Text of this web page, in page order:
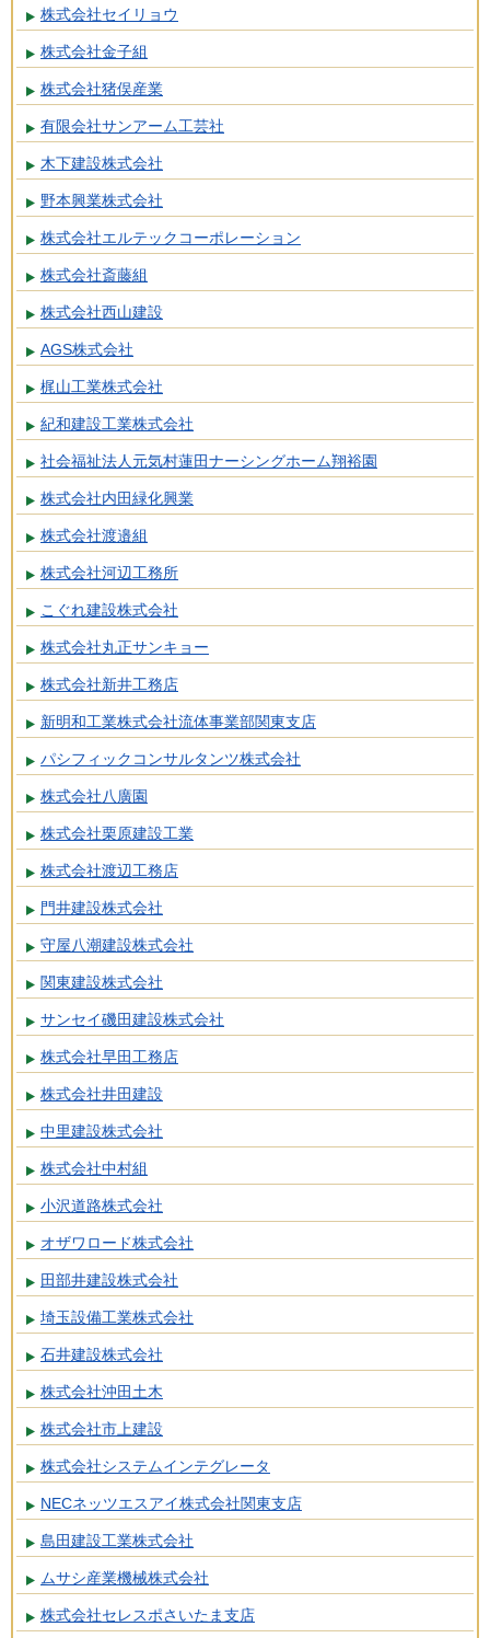
株式会社セイリョウ
株式会社金子組
株式会社猪俣産業
有限会社サンアーム工芸社
木下建設株式会社
野本興業株式会社
株式会社エルテックコーポレーション
株式会社斎藤組
株式会社西山建設
AGS株式会社
梶山工業株式会社
紀和建設工業株式会社
社会福祉法人元気村蓮田ナーシングホーム翔裕園
株式会社内田緑化興業
株式会社渡邉組
株式会社河辺工務所
こぐれ建設株式会社
株式会社丸正サンキョー
株式会社新井工務店
新明和工業株式会社流体事業部関東支店
パシフィックコンサルタンツ株式会社
株式会社八廣園
株式会社栗原建設工業
株式会社渡辺工務店
門井建設株式会社
守屋八潮建設株式会社
関東建設株式会社
サンセイ磯田建設株式会社
株式会社早田工務店
株式会社井田建設
中里建設株式会社
株式会社中村組
小沢道路株式会社
オザワロード株式会社
田部井建設株式会社
埼玉設備工業株式会社
石井建設株式会社
株式会社沖田土木
株式会社市上建設
株式会社システムインテグレータ
NECネッツエスアイ株式会社関東支店
島田建設工業株式会社
ムサシ産業機械株式会社
株式会社セレスポさいたま支店